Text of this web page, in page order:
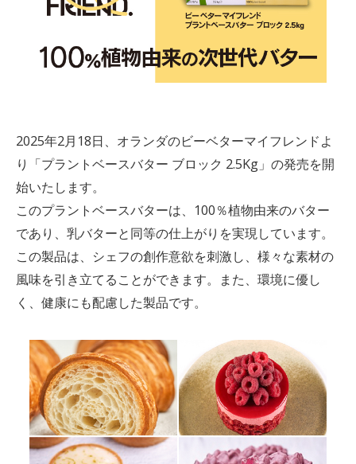
2025年2月18日、オランダのビーベターマイフレンドよ
り「プラントベースバター ブロック 2.5Kg」の発売を開
始いたします。
このプラントベースバターは、100％植物由来のバター
であり、乳バターと同等の仕上がりを実現しています。
この製品は、シェフの創作意欲を刺激し、様々な素材の
風味を引き立てることができます。また、環境に優し
く、健康にも配慮した製品です。